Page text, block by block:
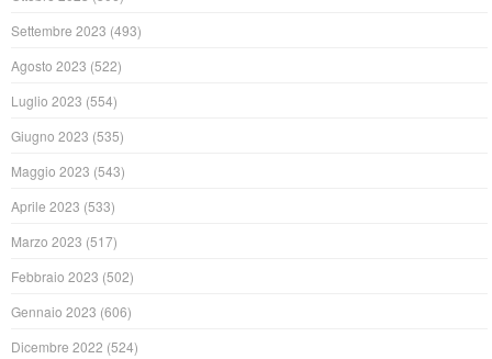
Settembre 2023 (493)
Agosto 2023 (522)
Luglio 2023 (554)
Giugno 2023 (535)
Maggio 2023 (543)
Aprile 2023 (533)
Marzo 2023 (517)
Febbraio 2023 (502)
Gennaio 2023 (606)
Dicembre 2022 (524)